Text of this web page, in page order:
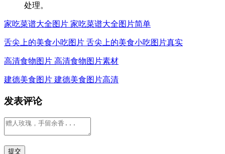
处理。
家吃菜谱大全图片 家吃菜谱大全图片简单
舌尖上的美食小吃图片 舌尖上的美食小吃图片真实
高清食物图片 高清食物图片素材
建德美食图片 建德美食图片高清
发表评论